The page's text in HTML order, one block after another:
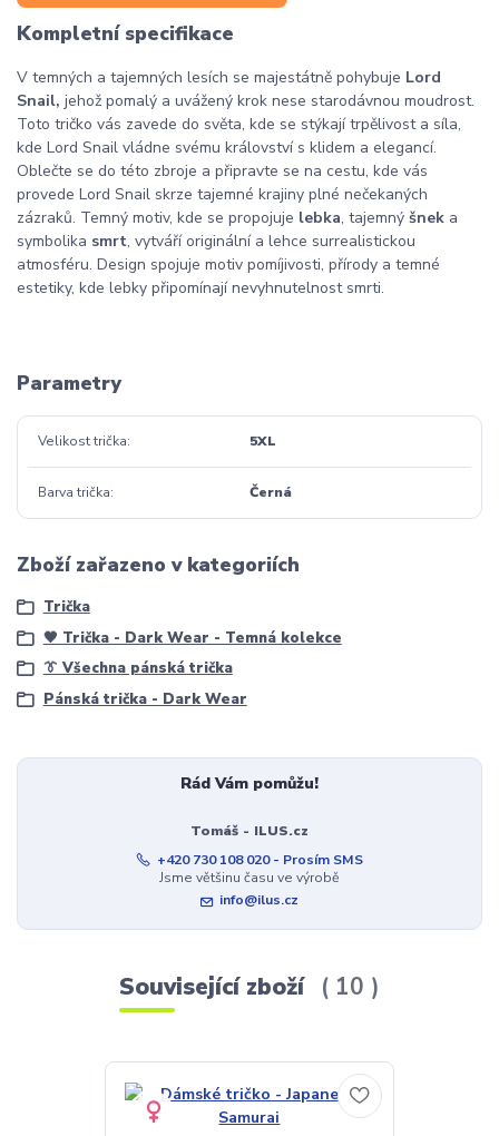
Kompletní specifikace
V temných a tajemných lesích se majestátně pohybuje Lord
Snail, jehož pomalý a uvážený krok nese starodávnou moudrost.
Toto tričko vás zavede do světa, kde se stýkají trpělivost a síla,
kde Lord Snail vládne svému království s klidem a elegancí.
Oblečte se do této zbroje a připravte se na cestu, kde vás
provede Lord Snail skrze tajemné krajiny plné nečekaných
zázraků. Temný motiv, kde se propojuje lebka, tajemný šnek a
symbolika smrt, vytváří originální a lehce surrealistickou
atmosféru. Design spojuje motiv pomíjivosti, přírody a temné
estetiky, kde lebky připomínají nevyhnutelnost smrti.
Parametry
Velikost trička 5XL
Barva trička Černá
Zboží zařazeno v kategoriích
Trička
🖤 Trička - Dark Wear - Temná kolekce
👔 Všechna pánská trička
Pánská trička - Dark Wear
Rád Vám pomůžu!
Tomáš - ILUS.cz
+420 730 108 020 - Prosím SMS
Jsme většinu času ve výrobě
info@ilus.cz
Související zboží 10